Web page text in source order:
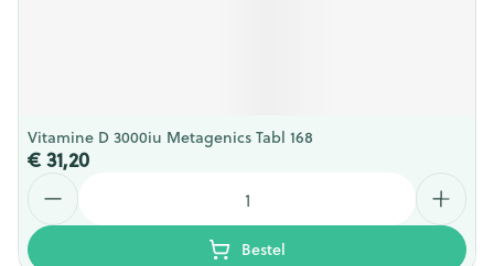
Vitamine D 3000iu Metagenics Tabl 168
€ 31,20
Bestel